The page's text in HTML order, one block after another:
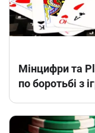
Мінцифри та
по боротьбі з